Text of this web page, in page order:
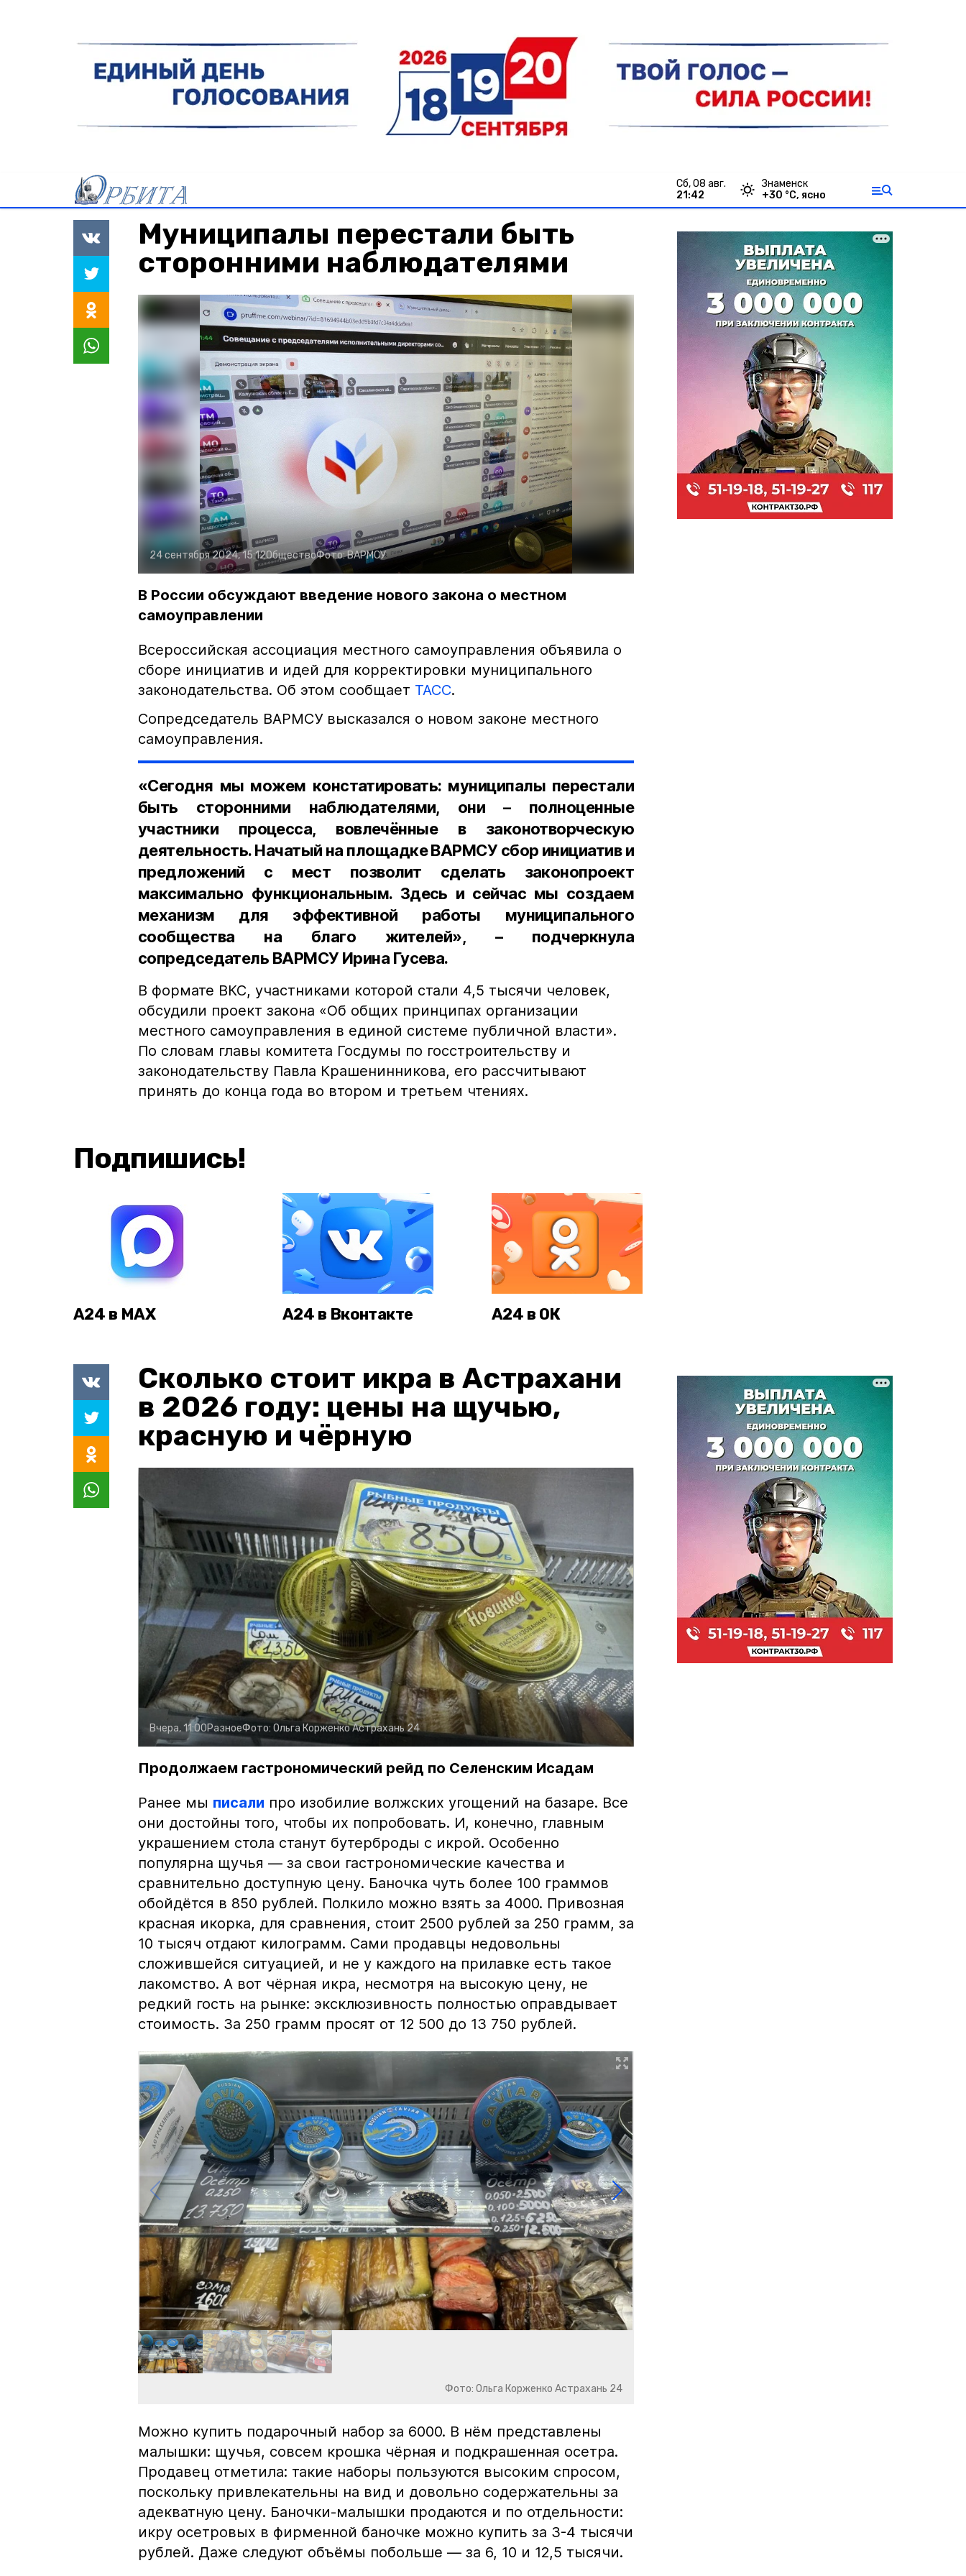
сб, 08 авг.
21:42
Знаменск
+30 °С, ясно
Муниципалы перестали быть
сторонними наблюдателями
24 сентября 2024, 15:12ОбществоФото:ВАРМСУ
В России обсуждают введение нового закона о местном
самоуправлении
Всероссийская ассоциация местного самоуправления объявила о
сборе инициатив и идей для корректировки муниципального
законодательства. Об этом сообщает ТАСС.
Сопредседатель ВАРМСУ высказался о новом законе местного
самоуправления.
«Сегодня мы можем констатировать: муниципалы перестали
быть сторонними наблюдателями, они – полноценные
участники процесса, вовлечённые в законотворческую
деятельность. Начатый на площадке ВАРМСУ сбор инициатив и
предложений с мест позволит сделать законопроект
максимально функциональным. Здесь и сейчас мы создаем
механизм для эффективной работы муниципального
сообщества на благо жителей», – подчеркнула
сопредседатель ВАРМСУ Ирина Гусева.
В формате ВКС, участниками которой стали 4,5 тысячи человек,
обсудили проект закона «Об общих принципах организации
местного самоуправления в единой системе публичной власти».
По словам главы комитета Госдумы по госстроительству и
законодательству Павла Крашенинникова, его рассчитывают
принять до конца года во втором и третьем чтениях.
Подпишись!
А24 в MAX А24 в Вконтакте А24 в ОК
Сколько стоит икра в Астрахани
в 2026 году: цены на щучью,
красную и чёрную
Вчера, 11:00РазноеФото: Ольга КорженкоАстрахань 24
Продолжаем гастрономический рейд по Селенским Исадам
Ранее мы писали про изобилие волжских угощений на базаре. Все
они достойны того, чтобы их попробовать. И, конечно, главным
украшением стола станут бутерброды с икрой. Особенно
популярна щучья — за свои гастрономические качества и
сравнительно доступную цену. Баночка чуть более 100 граммов
обойдётся в 850 рублей. Полкило можно взять за 4000. Привозная
красная икорка, для сравнения, стоит 2500 рублей за 250 грамм, за
10 тысяч отдают килограмм. Сами продавцы недовольны
сложившейся ситуацией, и не у каждого на прилавке есть такое
лакомство. А вот чёрная икра, несмотря на высокую цену, не
редкий гость на рынке: эксклюзивность полностью оправдывает
стоимость. За 250 грамм просят от 12 500 до 13 750 рублей.
Фото: Ольга Корженко Астрахань 24
Можно купить подарочный набор за 6000. В нём представлены
малышки: щучья, совсем крошка чёрная и подкрашенная осетра.
Продавец отметила: такие наборы пользуются высоким спросом,
поскольку привлекательны на вид и довольно содержательны за
адекватную цену. Баночки-малышки продаются и по отдельности:
икру осетровых в фирменной баночке можно купить за 3-4 тысячи
рублей. Даже следуют объёмы побольше — за 6, 10 и 12,5 тысячи.